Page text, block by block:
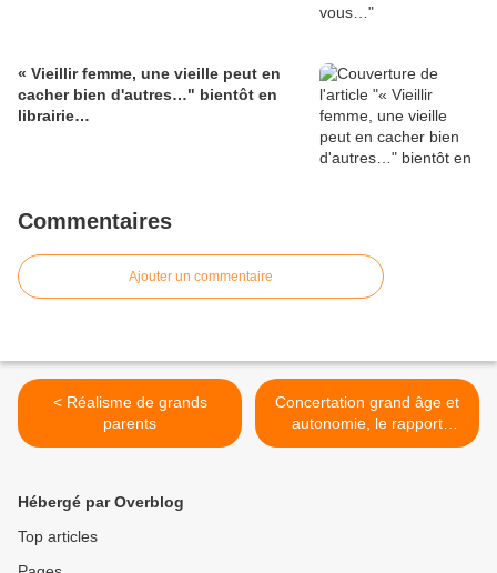
« Vieillir femme, une vieille peut en
cacher bien d'autres…" bientôt en
librairie…
Commentaires
Ajouter un commentaire
< Réalisme de grands
parents
Concertation grand âge et
autonomie, le rapport
Libault >
Hébergé par Overblog
Top articles